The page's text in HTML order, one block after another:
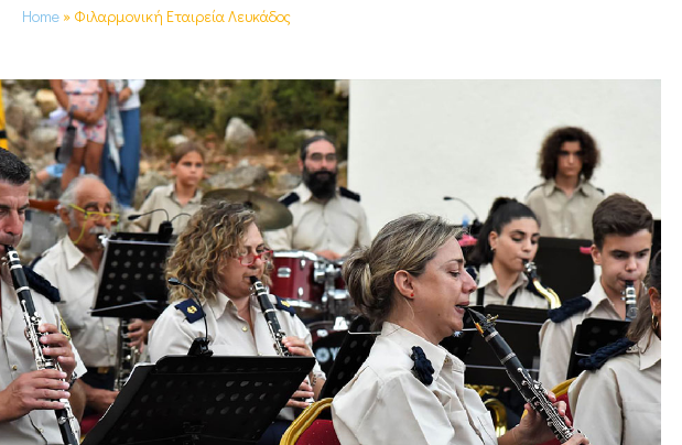
Home » Φιλαρμονική Εταιρεία Λευκάδος